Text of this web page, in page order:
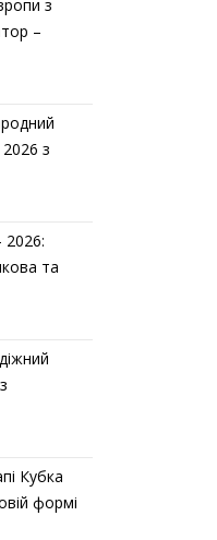
з
–
з
2026:
та
Кубка
формі